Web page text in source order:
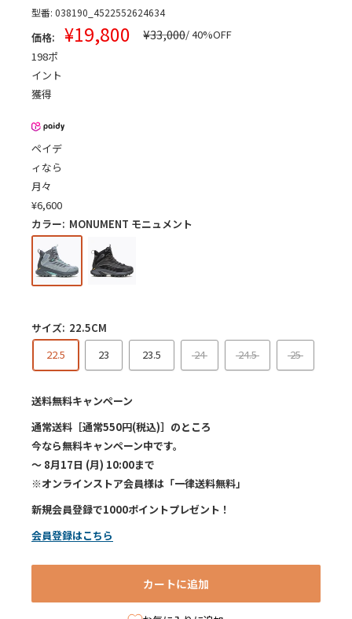
型番: 038190_4522552624634
価格: 販
¥19,800 通
¥33,000/ 40%OFF
198ポ
イント
獲得
ペイデ
ィなら
月々
¥6,600
カラー: MONUMENT モニュメント
サイズ: 22.5CM
22.5
23 23.5 24 24.5 25
送料無料キャンペーン
通常送料［通常550円(税込)］のところ
今なら無料キャンペーン中です。
～ 8月17日 (月) 10:00まで
※オンラインストア会員様は「一律送料無料」
新規会員登録で1000ポイントプレゼント！
会員登録はこちら
カートに追加